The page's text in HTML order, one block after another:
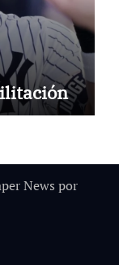
News por